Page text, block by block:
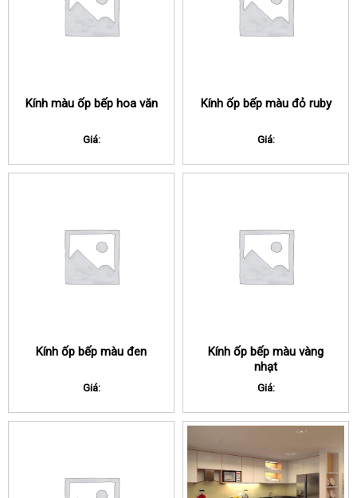
Kính màu ốp bếp hoa văn
Giá:
Kính ốp bếp màu đỏ ruby
Giá:
Kính ốp bếp màu đen
Giá:
Kính ốp bếp màu vàng
nhạt
Giá: